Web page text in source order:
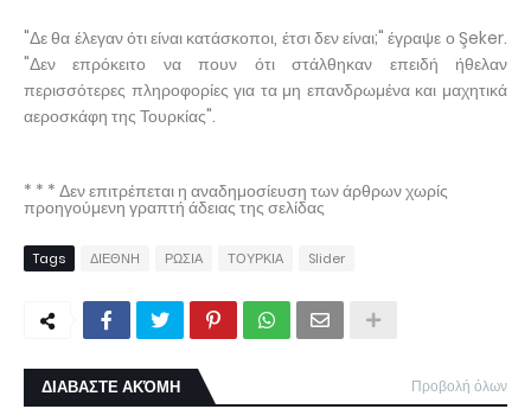
"Δε θα έλεγαν ότι είναι κατάσκοποι, έτσι δεν είναι;" έγραψε ο Şeker.
"Δεν επρόκειτο να πουν ότι στάλθηκαν επειδή ήθελαν
περισσότερες πληροφορίες για τα μη επανδρωμένα και μαχητικά
αεροσκάφη της Τουρκίας".
* * * Δεν επιτρέπεται η αναδημοσίευση των άρθρων χωρίς
προηγούμενη γραπτή άδειας της σελίδας
Tags ΔΙΕΘΝΗ ΡΩΣΙΑ ΤΟΥΡΚΙΑ Slider
ΔΙΑΒΑΣΤΕ ΑΚΌΜΗ Προβολή όλων